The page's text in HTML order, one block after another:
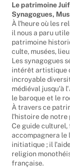
Le patrimoine
Synagogues,
À l'heure où les
il nous a paru
patrimoine
culte, musées,
Les synagogues
intérêt artistique
incroyable
médiéval jusqu'à
le baroque et le
À travers ce
l'histoire de notre
Ce guide
accompagnera le
initiatique ; il
religion
française.